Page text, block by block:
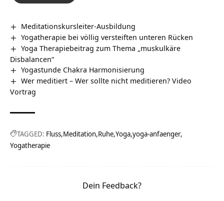
Meditationskursleiter-Ausbildung
Yogatherapie bei völlig versteiften unteren Rücken
Yoga Therapiebeitrag zum Thema „muskulkäre
Disbalancen“
Yogastunde Chakra Harmonisierung
Wer meditiert – Wer sollte nicht meditieren? Video
Vortrag
TAGGED: Fluss Meditation Ruhe Yoga yoga-anfaenger
Yogatherapie
Dein Feedback?